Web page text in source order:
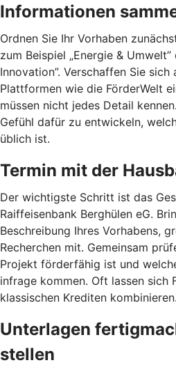
Informationen
Ordnen Sie Ihr Vorhaben
zum Beispiel „Energie &
Innovation”. Verschaffen Sie
Plattformen wie die FörderWelt
müssen nicht jedes Detail
Gefühl dafür zu entwickeln,
üblich ist.
Termin mit der
Der wichtigste Schritt ist das
Raiffeisenbank Berghülen eG.
Beschreibung Ihres Vorhabens,
Recherchen mit. Gemeinsam
Projekt förderfähig ist und
infrage kommen. Oft lassen sich
klassischen Krediten kombinieren.
Unterlagen
stellen